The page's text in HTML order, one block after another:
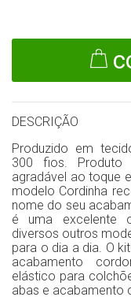
DESCRIÇÃO
Produzido em
300 fios. Produto
agradável ao toque
modelo Cordinha
nome do seu
é uma excelente
diversos outros
para o dia a dia. O
acabamento
elástico para
abas e acabamento